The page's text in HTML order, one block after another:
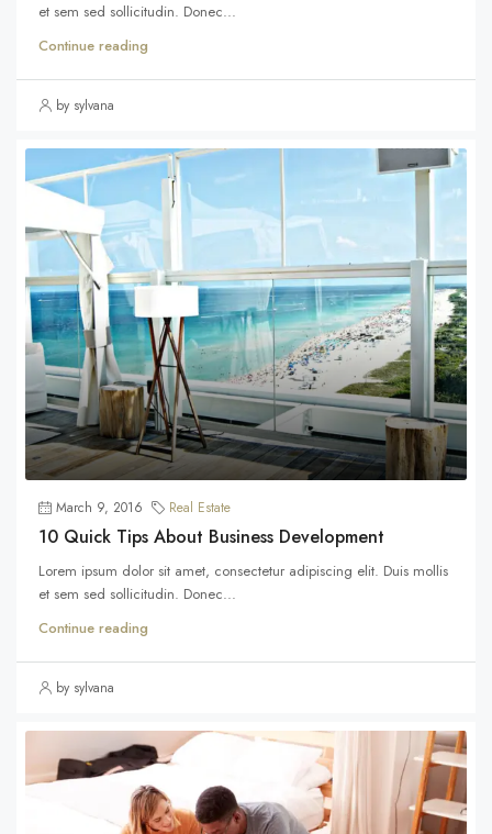
et sem sed sollicitudin. Donec...
Continue reading
by sylvana
March 9, 2016 Real Estate
10 Quick Tips About Business Development
Lorem ipsum dolor sit amet, consectetur adipiscing elit. Duis mollis
et sem sed sollicitudin. Donec...
Continue reading
by sylvana